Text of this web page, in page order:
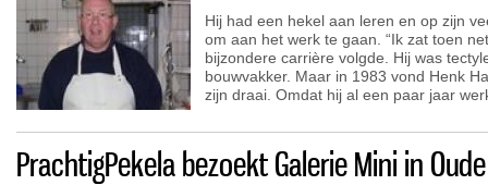
Hij had een hekel aan leren en op zijn
om aan het werk te gaan. “Ik zat toen
bijzondere carrière volgde. Hij was
bouwvakker. Maar in 1983 vond Henk
zijn draai. Omdat hij al een paar jaar
PrachtigPekela bezoekt Galerie Mini in